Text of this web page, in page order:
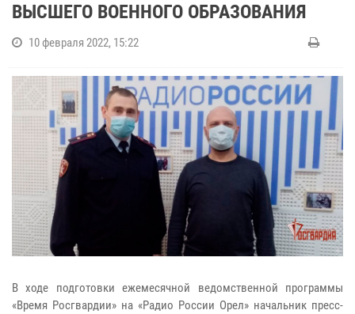
ВЫСШЕГО ВОЕННОГО ОБРАЗОВАНИЯ
10 февраля 2022, 15:22
В ходе подготовки ежемесячной ведомственной программы
«Время Росгвардии» на «Радио России Орел» начальник пресс-